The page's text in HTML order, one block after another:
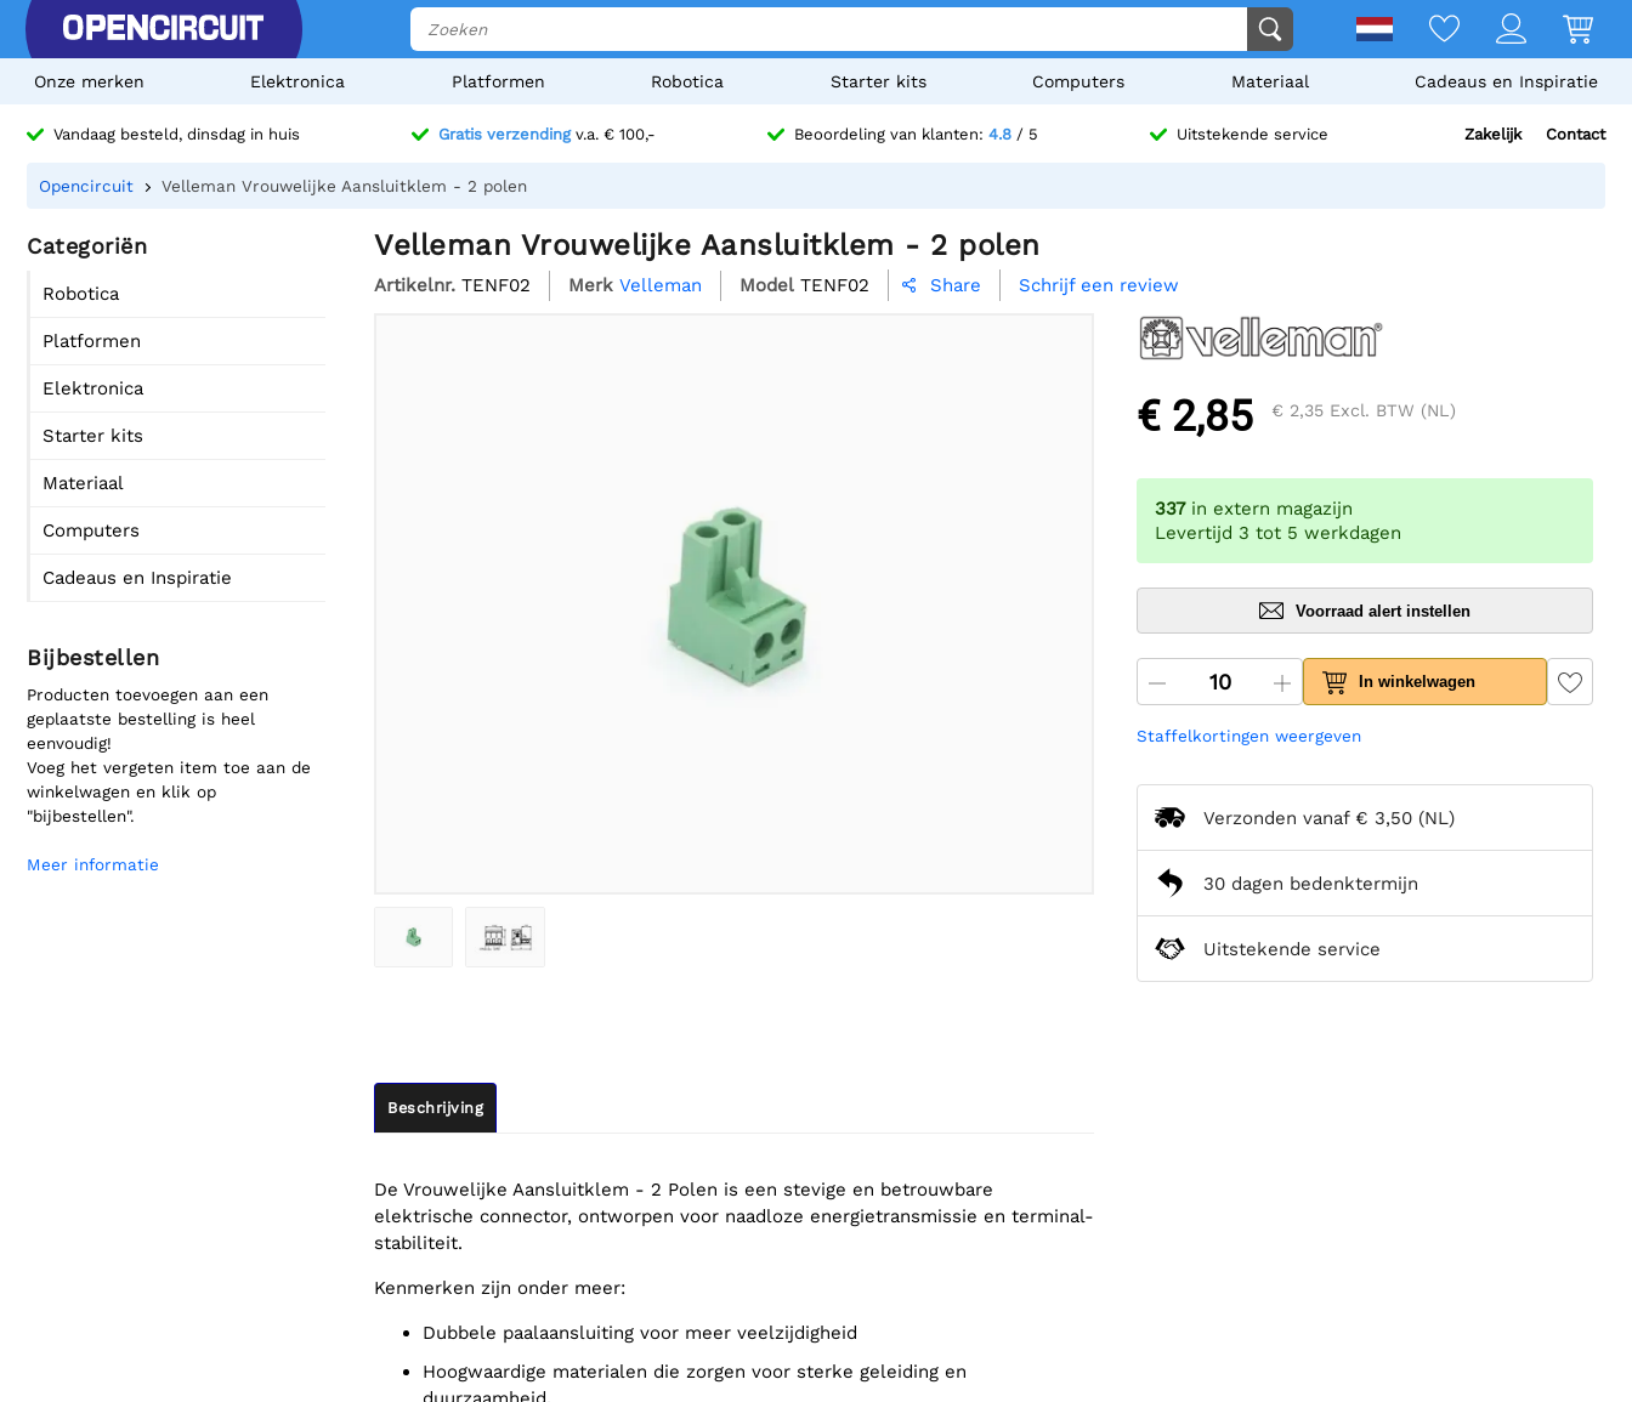
Onze merken Elektronica Platformen Robotica Starter kits Computers Materiaal Cadeaus en Inspiratie
Vandaag besteld, dinsdag in huis Gratis verzendingv.a. € 100,- Beoordeling van klanten: 4.8 / 5 Uitstekende service Zakelijk Contact
Opencircuit Velleman Vrouwelijke Aansluitklem - 2 polen
Categoriën
Robotica
Platformen
Elektronica
Starter kits
Materiaal
Computers
Cadeaus en Inspiratie
Bijbestellen
Producten toevoegen aan een
geplaatste bestelling is heel
eenvoudig!
Voeg het vergeten item toe aan de
winkelwagen en klik op
"bijbestellen".
Meer informatie
Velleman Vrouwelijke Aansluitklem - 2 polen
Artikelnr. TENF02 Merk Velleman Model TENF02  Share Schrijf een review
Beschrijving
De Vrouwelijke Aansluitklem - 2 Polen is een stevige en betrouwbare
elektrische connector, ontworpen voor naadloze energietransmissie en terminal-
stabiliteit.
Kenmerken zijn onder meer:
Dubbele paalaansluiting voor meer veelzijdigheid
Hoogwaardige materialen die zorgen voor sterke geleiding en
€ 2,85 € 2,35 Excl. BTW (NL)
337 in extern magazijn
Levertijd 3 tot 5 werkdagen
Voorraad alert instellen
In winkelwagen
Staffelkortingen weergeven
Verzonden vanaf € 3,50 (NL)
30 dagen bedenktermijn
Uitstekende service